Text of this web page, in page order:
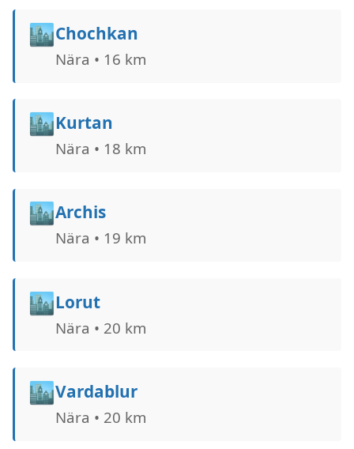
🏙️Chochkan
Nära • 16 km
🏙️Kurtan
Nära • 18 km
🏙️Archis
Nära • 19 km
🏙️Lorut
Nära • 20 km
🏙️Vardablur
Nära • 20 km